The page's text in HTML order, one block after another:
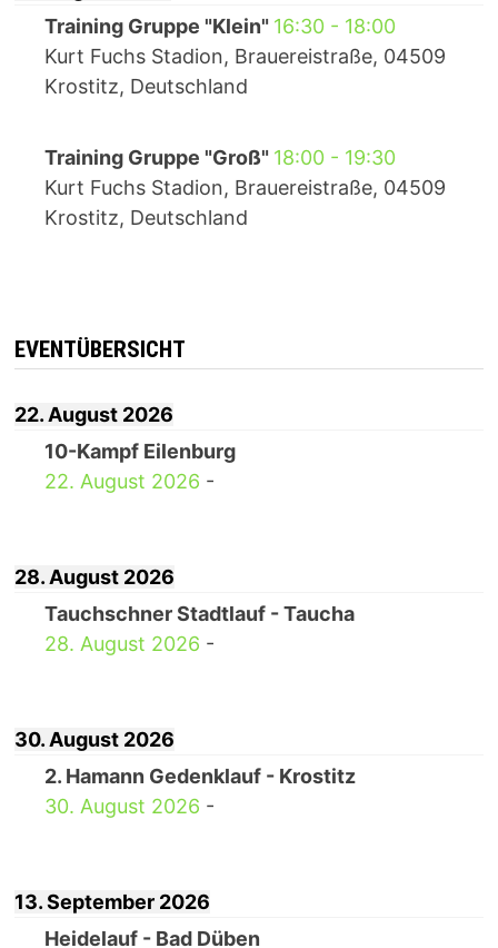
Training Gruppe "Klein" 16:30- 18:00
Kurt Fuchs Stadion, Brauereistraße, 04509
Krostitz, Deutschland
Training Gruppe "Groß" 18:00- 19:30
Kurt Fuchs Stadion, Brauereistraße, 04509
Krostitz, Deutschland
EVENTÜBERSICHT
22. August 2026
10-Kampf Eilenburg
22. August 2026 -
28. August 2026
Tauchschner Stadtlauf - Taucha
28. August 2026 -
30. August 2026
2. Hamann Gedenklauf - Krostitz
30. August 2026 -
13. September 2026
Heidelauf - Bad Düben